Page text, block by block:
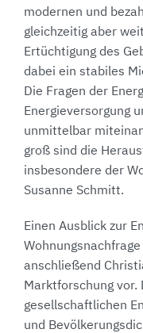
modernen und
gleichzeitig aber
Ertüchtigung des
dabei ein stabiles
Die Fragen der
Energieversorgung
unmittelbar
groß sind die
insbesondere der
Susanne Schmitt.
Einen Ausblick zur
anschließend
Marktforschung vor.
gesellschaftlichen
und